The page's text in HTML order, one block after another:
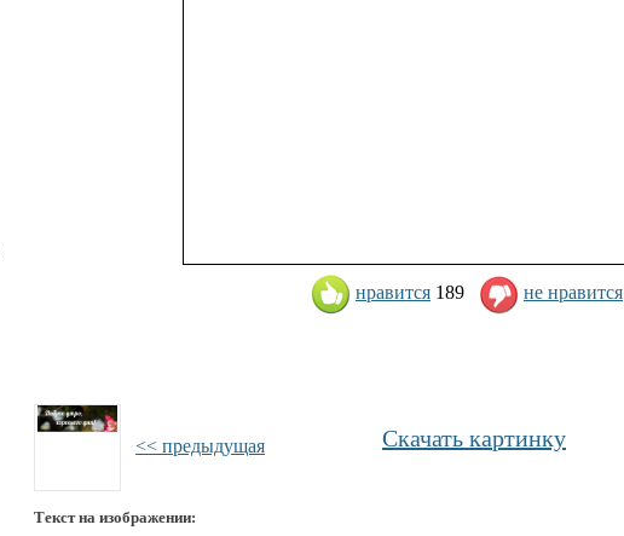
нравится 189 не нравится
<< предыдущая Скачать картинку
Текст на изображении: